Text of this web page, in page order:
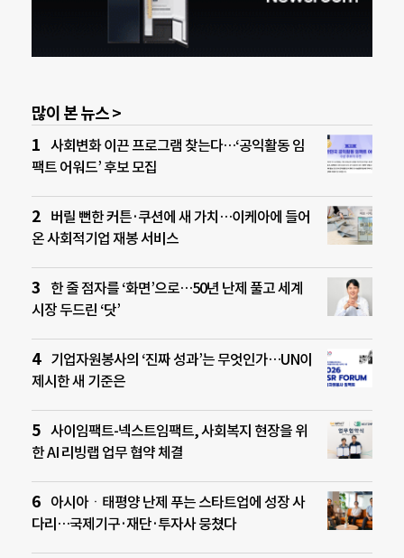
많이 본 뉴스 >
사회변화 이끈 프로그램 찾는다…‘공익활동 임
팩트 어워드’ 후보 모집
버릴 뻔한 커튼·쿠션에 새 가치…이케아에 들어
온 사회적기업 재봉 서비스
한 줄 점자를 ‘화면’으로…50년 난제 풀고 세계
시장 두드린 ‘닷’
기업자원봉사의 ‘진짜 성과’는 무엇인가…UN이
제시한 새 기준은
사이임팩트-넥스트임팩트, 사회복지 현장을 위
한 AI 리빙랩 업무 협약 체결
아시아ㆍ태평양 난제 푸는 스타트업에 성장 사
다리…국제기구·재단·투자사 뭉쳤다